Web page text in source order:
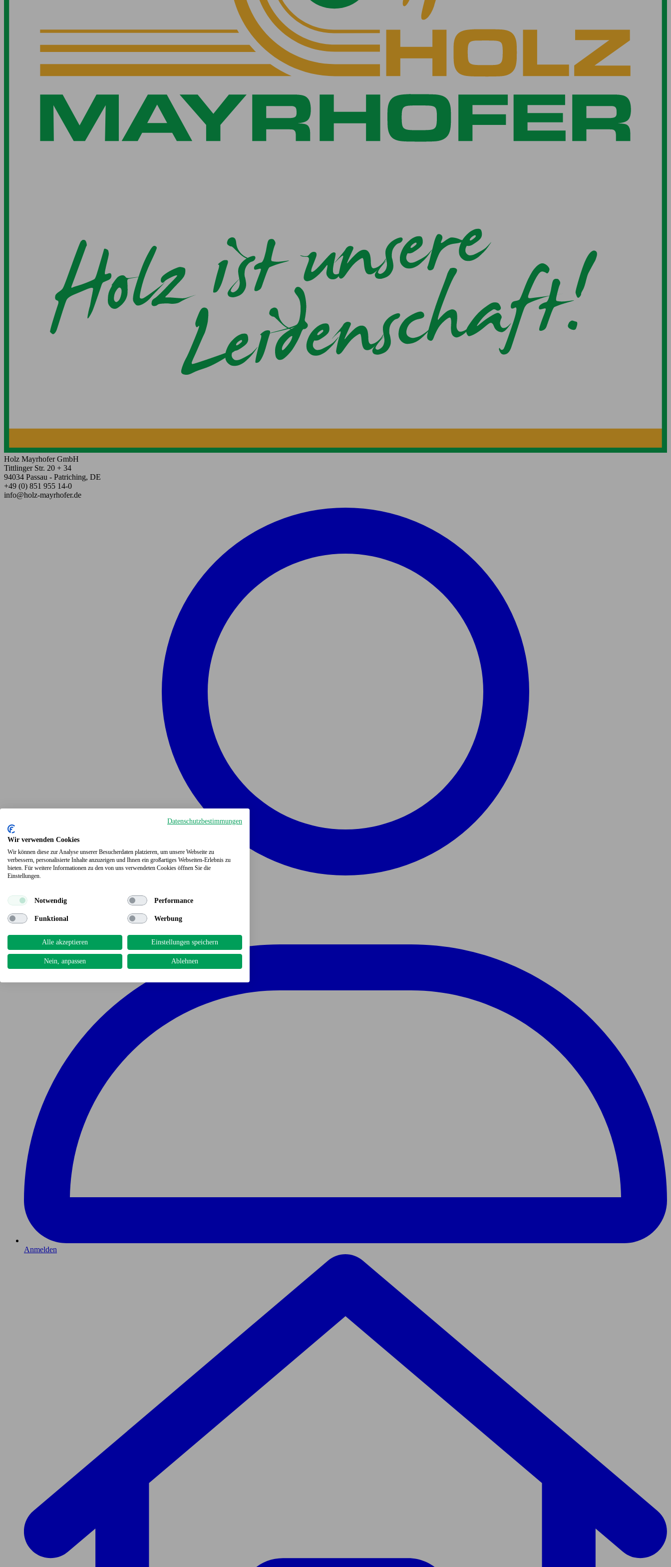
Holz Mayrhofer GmbH
Tittlinger Str. 20 + 34
94034 Passau - Patriching, DE
+49 (0) 851 955 14-0
info@holz-mayrhofer.de
Anmelden
Datenschutzbestimmungen
Wir verwenden Cookies
Wir können diese zur Analyse unserer Besucherdaten platzieren, um unsere Webseite zu
verbessern, personalisierte Inhalte anzuzeigen und Ihnen ein großartiges Webseiten-Erlebnis zu
bieten. Für weitere Informationen zu den von uns verwendeten Cookies öffnen Sie die
Einstellungen.
Notwendig Performance
Funktional Werbung
Alle akzeptieren Einstellungen speichern
Nein, anpassen Ablehnen